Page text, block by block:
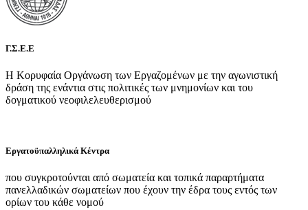
Γ.Σ.Ε.Ε
Η Κορυφαία Οργάνωση των Εργαζομένων με την αγωνιστική
δράση της ενάντια στις πολιτικές των μνημονίων και του
δογματικού νεοφιλελευθερισμού
Εργατοϋπαλληλικά Κέντρα
που συγκροτούνται από σωματεία και τοπικά παραρτήματα
πανελλαδικών σωματείων που έχουν την έδρα τους εντός των
ορίων του κάθε νομού